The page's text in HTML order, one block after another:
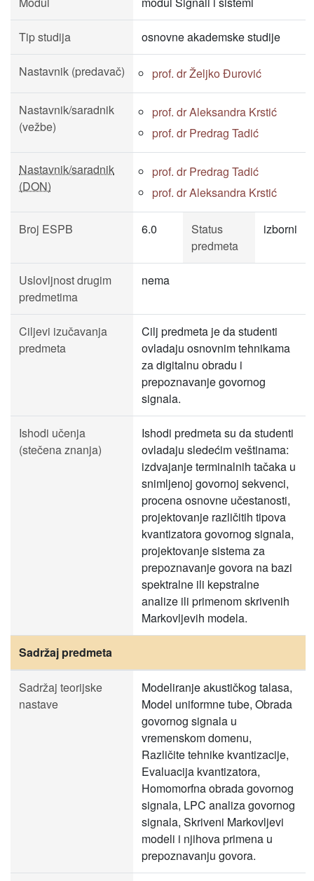
Tip studija osnovne akademske studije
Nastavnik (predavač) prof. dr Željko Đurović
Nastavnik/saradnik
(vežbe)
prof. dr Aleksandra Krstić
prof. dr Predrag Tadić
Nastavnik/saradnik
(DON)
prof. dr Predrag Tadić
prof. dr Aleksandra Krstić
Broj ESPB 6.0
Status
predmeta
izborni
Uslovljnost drugim
predmetima
nema
Ciljevi izučavanja
predmeta
Cilj predmeta je da studenti
ovladaju osnovnim tehnikama
za digitalnu obradu i
prepoznavanje govornog
signala.
Ishodi učenja
(stečena znanja)
Ishodi predmeta su da studenti
ovladaju sledećim veštinama:
izdvajanje terminalnih tačaka u
snimljenoj govornoj sekvenci,
procena osnovne učestanosti,
projektovanje različitih tipova
kvantizatora govornog signala,
projektovanje sistema za
prepoznavanje govora na bazi
spektralne ili kepstralne
analize ili primenom skrivenih
Markovljevih modela.
Sadržaj predmeta
Sadržaj teorijske
nastave
Modeliranje akustičkog talasa,
Model uniformne tube, Obrada
govornog signala u
vremenskom domenu,
Različite tehnike kvantizacije,
Evaluacija kvantizatora,
Homomorfna obrada govornog
signala, LPC analiza govornog
signala, Skriveni Markovljevi
modeli i njihova primena u
prepoznavanju govora.